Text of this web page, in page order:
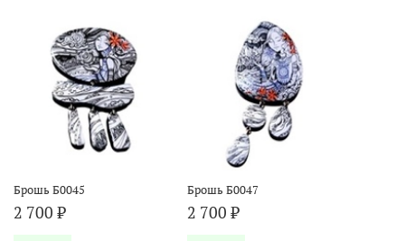
Брошь Б0045
2 700 ₽
Брошь Б0047
2 700 ₽